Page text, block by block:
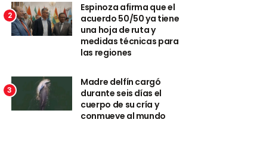
2
Espinoza afirma que el
acuerdo 50/50 ya tiene
una hoja de ruta y
medidas técnicas para
las regiones
3
Madre delfín cargó
durante seis días el
cuerpo de su cría y
conmueve al mundo